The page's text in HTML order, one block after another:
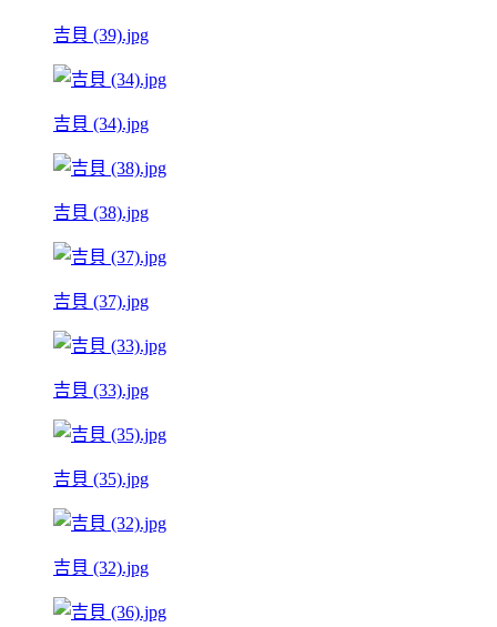
吉貝 (39).jpg
吉貝 (34).jpg
吉貝 (38).jpg
吉貝 (37).jpg
吉貝 (33).jpg
吉貝 (35).jpg
吉貝 (32).jpg